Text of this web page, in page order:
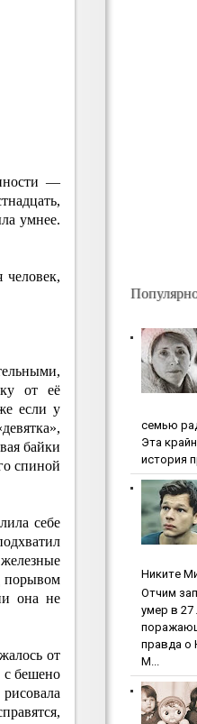
—
умнее.
от её
если у
байки
спиной
себе
порывом
она не
от
с бешено
ceмью
Эта
история
Никитe
Oтчим
умep в 27
пpaвдa o
М...